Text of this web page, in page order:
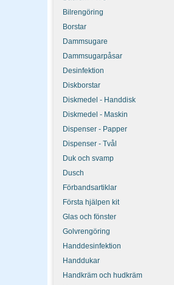
Bilrengöring
Borstar
Dammsugare
Dammsugarpåsar
Desinfektion
Diskborstar
Diskmedel - Handdisk
Diskmedel - Maskin
Dispenser - Papper
Dispenser - Tvål
Duk och svamp
Dusch
Förbandsartiklar
Första hjälpen kit
Glas och fönster
Golvrengöring
Handdesinfektion
Handdukar
Handkräm och hudkräm
Kopieringspapper Multicopy A3
OHÅLAT 80g 500st/paket